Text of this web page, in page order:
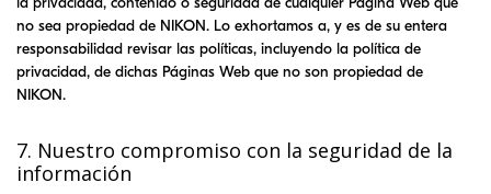
no sea propiedad de NIKON. Lo exhortamos a, y es de su entera
responsabilidad revisar las políticas, incluyendo la política de
privacidad, de dichas Páginas Web que no son propiedad de
NIKON.
7. Nuestro compromiso con la seguridad de la
información